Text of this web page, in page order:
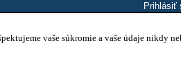
Prihlásiť
vaše súkromie a vaše údaje nikdy